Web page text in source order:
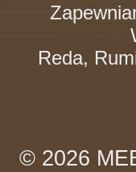
Reda,
© 2026